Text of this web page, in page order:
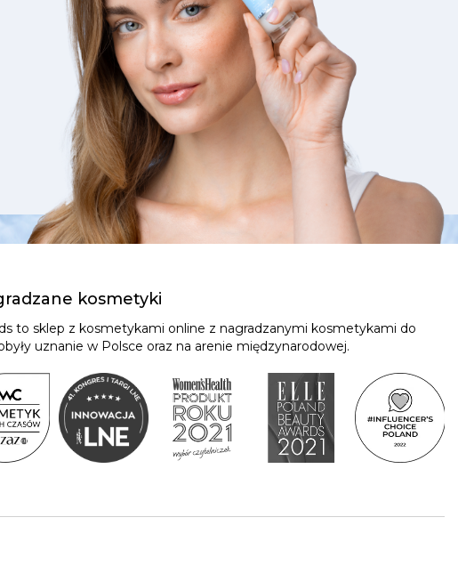
kosmetyki
to sklep z kosmetykami online z nagradzanymi kosmetykami do
uznanie w Polsce oraz na arenie międzynarodowej.